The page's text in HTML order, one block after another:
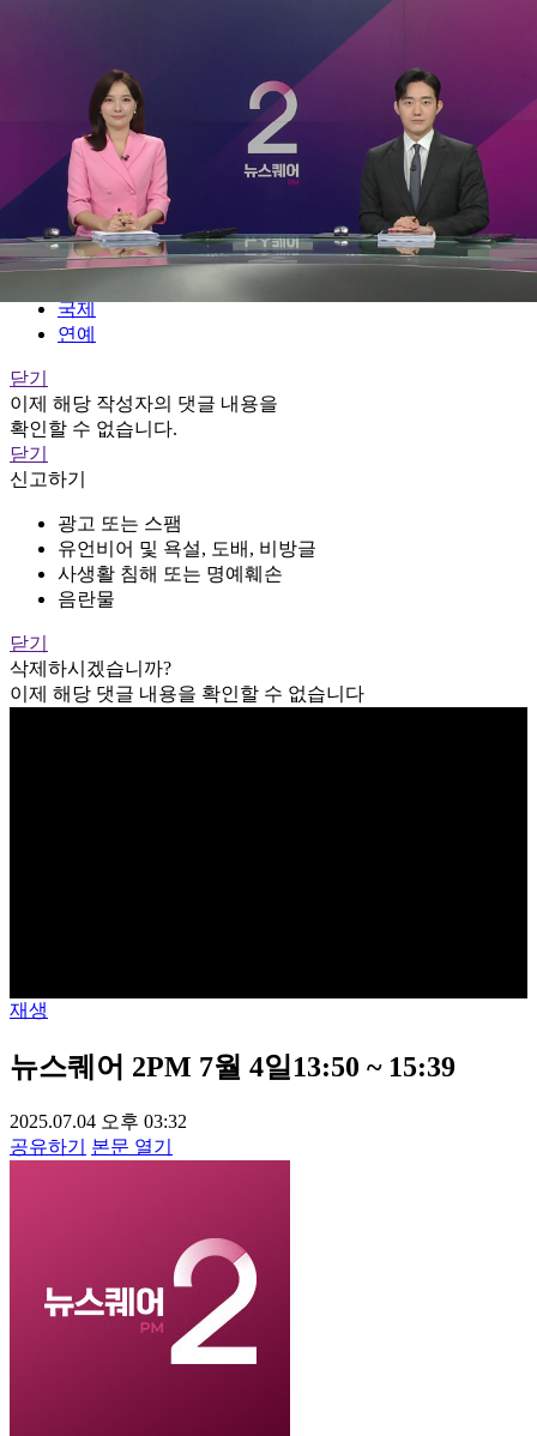
TV프로그램
LIVE
홈
정치
경제
국제
연예
닫기
이제 해당 작성자의 댓글 내용을
확인할 수 없습니다.
닫기
신고하기
광고 또는 스팸
유언비어 및 욕설, 도배, 비방글
사생활 침해 또는 명예훼손
음란물
닫기
삭제하시겠습니까?
이제 해당 댓글 내용을 확인할 수 없습니다
재생
뉴스퀘어 2PM 7월 4일13:50 ~ 15:39
2025.07.04 오후 03:32
공유하기
본문 열기